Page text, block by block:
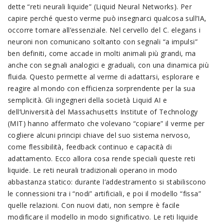
dette “reti neurali liquide” (Liquid Neural Networks). Per
capire perché questo verme può insegnarci qualcosa sull’IA,
occorre tornare all’essenziale. Nel cervello del C. elegans i
neuroni non comunicano soltanto con segnali “a impulsi”
ben definiti, come accade in molti animali più grandi, ma
anche con segnali analogici e graduali, con una dinamica più
fluida. Questo permette al verme di adattarsi, esplorare e
reagire al mondo con efficienza sorprendente per la sua
semplicità. Gli ingegneri della società Liquid AI e
dell’Università del Massachusetts Institute of Technology
(MIT) hanno affermato che volevano “copiare” il verme per
cogliere alcuni principi chiave del suo sistema nervoso,
come flessibilità, feedback continuo e capacità di
adattamento. Ecco allora cosa rende speciali queste reti
liquide. Le reti neurali tradizionali operano in modo
abbastanza statico: durante l’addestramento si stabiliscono
le connessioni tra i “nodi” artificiali, e poi il modello “fissa”
quelle relazioni. Con nuovi dati, non sempre è facile
modificare il modello in modo significativo. Le reti liquide